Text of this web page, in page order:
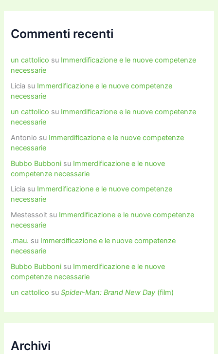
Commenti recenti
un cattolico su Immerdificazione e le nuove competenze
necessarie
Licia su Immerdificazione e le nuove competenze
necessarie
un cattolico su Immerdificazione e le nuove competenze
necessarie
Antonio su Immerdificazione e le nuove competenze
necessarie
Bubbo Bubboni su Immerdificazione e le nuove
competenze necessarie
Licia su Immerdificazione e le nuove competenze
necessarie
Mestessoit su Immerdificazione e le nuove competenze
necessarie
.mau. su Immerdificazione e le nuove competenze
necessarie
Bubbo Bubboni su Immerdificazione e le nuove
competenze necessarie
un cattolico suSpider-Man: Brand New Day (film)
Archivi